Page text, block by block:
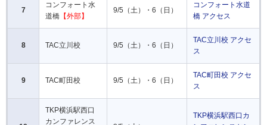
7
コンフォート水
道橋 【外部】
9/5（土）・6（日）
コンフォート水道
橋 アクセス
8 TAC立川校 9/5（土）・6（日）
TAC立川校 アクセ
ス
9 TAC町田校 9/5（土）・6（日）
TAC町田校 アクセ
ス
TKP横浜駅西口
カンファレンス
TKP横浜駅西口カ